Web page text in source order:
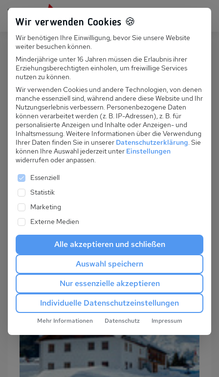
Persönlich für dich da: +49 251 899 050
Suchfeld
Suchen
A 092.001 - Bauernhaus Rocky
Docky
Wir verwenden Cookies 🍪
Wir benötigen Ihre Einwilligung, bevor Sie unsere Website
weiter besuchen können.
Minderjährige unter 16 Jahren müssen die Erlaubnis ihrer
Erziehungsberechtigten einholen, um freiwillige Services
nutzen zu können.
Wir verwenden Cookies und andere Technologien, von denen
manche essenziell sind, während andere diese Website und Ihr
Nutzungserlebnis verbessern. Personenbezogene Daten
können verarbeitet werden (z. B. IP-Adressen), z. B. für
personalisierte Anzeigen und Inhalte oder Anzeigen- und
Inhaltsmessung. Weitere Informationen über die Verwendung
Ihrer Daten finden Sie in unserer Datenschutzerklärung. Sie
können Ihre Auswahl jederzeit unter Einstellungen
widerrufen oder anpassen.
Es folgt eine Liste der Service-Gruppen, für die
Essenziell
Statistik
Marketing
Externe Medien
Alle akzeptieren und schließen
Auswahl speichern
Nur essenzielle akzeptieren
Individuelle Datenschutzeinstellungen
Mehr Informationen Datenschutz Impressum